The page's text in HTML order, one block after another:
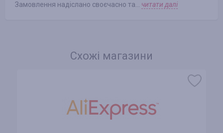
Замовлення надіслано своєчасно та... читати далі
Схожі магазини